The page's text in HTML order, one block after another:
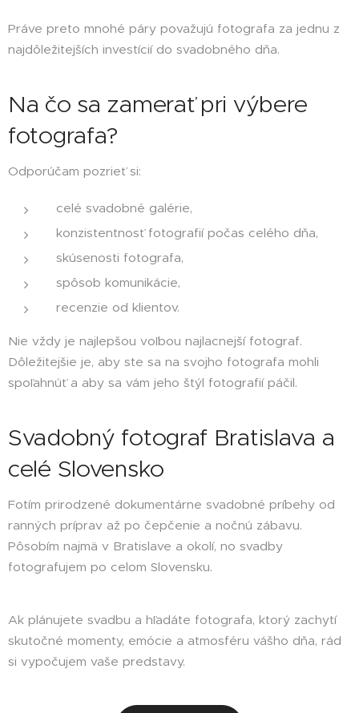
Práve preto mnohé páry považujú fotografa za jednu z
najdôležitejších investícií do svadobného dňa.
Na čo sa zamerať pri výbere
fotografa?
Odporúčam pozrieť si:
celé svadobné galérie,
konzistentnosť fotografií počas celého dňa,
skúsenosti fotografa,
spôsob komunikácie,
recenzie od klientov.
Nie vždy je najlepšou voľbou najlacnejší fotograf.
Dôležitejšie je, aby ste sa na svojho fotografa mohli
spoľahnúť a aby sa vám jeho štýl fotografií páčil.
Svadobný fotograf Bratislava a
celé Slovensko
Fotím prirodzené dokumentárne svadobné príbehy od
ranných príprav až po čepčenie a nočnú zábavu.
Pôsobím najmä v Bratislave a okolí, no svadby
fotografujem po celom Slovensku.
Ak plánujete svadbu a hľadáte fotografa, ktorý zachytí
skutočné momenty, emócie a atmosféru vášho dňa, rád
si vypočujem vaše predstavy.